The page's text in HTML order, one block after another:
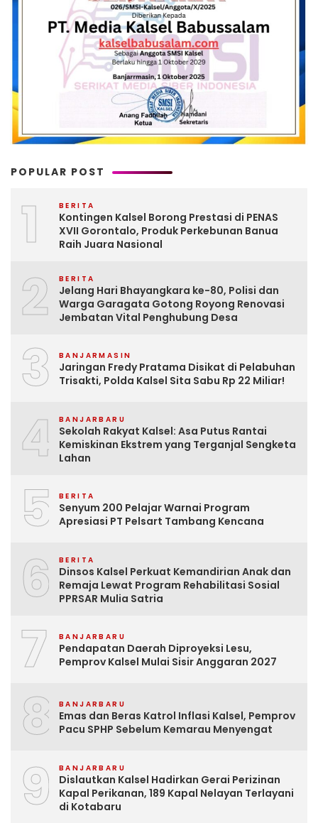
POPULAR POST
1 BERITA
Kontingen Kalsel Borong Prestasi di PENAS
XVII Gorontalo, Produk Perkebunan Banua
Raih Juara Nasional
2 BERITA
Jelang Hari Bhayangkara ke-80, Polisi dan
Warga Garagata Gotong Royong Renovasi
Jembatan Vital Penghubung Desa
3 BANJARMASIN
Jaringan Fredy Pratama Disikat di Pelabuhan
Trisakti, Polda Kalsel Sita Sabu Rp 22 Miliar!
4 BANJARBARU
Sekolah Rakyat Kalsel: Asa Putus Rantai
Kemiskinan Ekstrem yang Terganjal Sengketa
Lahan
5 BERITA
Senyum 200 Pelajar Warnai Program
Apresiasi PT Pelsart Tambang Kencana
6 BERITA
Dinsos Kalsel Perkuat Kemandirian Anak dan
Remaja Lewat Program Rehabilitasi Sosial
PPRSAR Mulia Satria
7 BANJARBARU
Pendapatan Daerah Diproyeksi Lesu,
Pemprov Kalsel Mulai Sisir Anggaran 2027
8 BANJARBARU
Emas dan Beras Katrol Inflasi Kalsel, Pemprov
Pacu SPHP Sebelum Kemarau Menyengat
9 BANJARBARU
Dislautkan Kalsel Hadirkan Gerai Perizinan
Kapal Perikanan, 189 Kapal Nelayan Terlayani
di Kotabaru